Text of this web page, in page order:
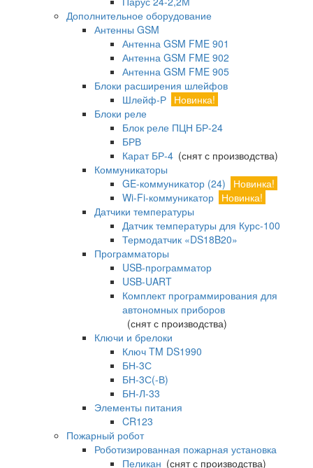
Дополнительное оборудование
Антенны GSM
Антенна GSM FME 901
Антенна GSM FME 902
Антенна GSM FME 905
Блоки расширения шлейфов
Шлейф-Р Новинка!
Блоки реле
Блок реле ПЦН БР-24
БРВ
Карат БР-4 (снят с производства)
Коммуникаторы
GE-коммуникатор (24)
Новинка!
Wi-Fi-коммуникатор Новинка!
Датчики температуры
Датчик температуры для Курс-100
Термодатчик «DS18B20»
Программаторы
USB-программатор
USB-UART
Комплект программирования для
автономных приборов
(снят с производства)
Ключи и брелоки
Ключ TM DS1990
БН-3С
БН-3С(-В)
БН-Л-33
Элементы питания
CR123
Пожарный робот
Роботизированная пожарная установка
Пеликан (снят с производства)